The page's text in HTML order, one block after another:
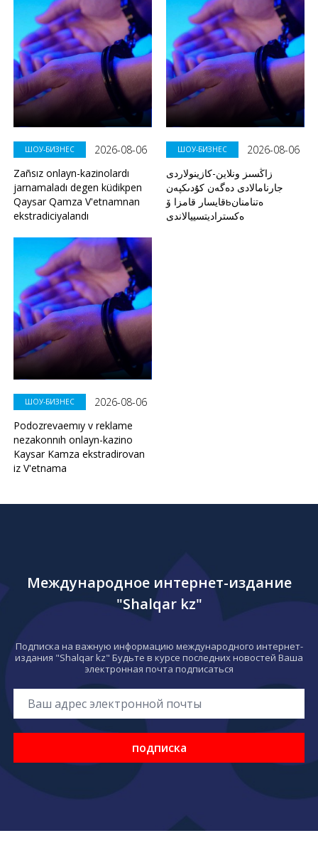
ШОУ-БИЗНЕС
2026-08-06
Zañsız onlayn-kazinolardı
jarnamaladı degen küdikpen
Qaysar Qamza V'etnamnan
ekstradiciyalandı
ШОУ-БИЗНЕС
2026-08-06
زاڭسىز ونلاين-كازينولاردى
جارنامالادى دەگەن كۇدىكپەن
قايسار قامزا ۆьەتنامنان
ەكستراديتسييالاندى
ШОУ-БИЗНЕС
2026-08-06
Podozrevaemıy v reklame
nezakonnıh onlayn-kazino
Kaysar Kamza ekstradirovan
iz V'etnama
Международное интернет-издание
"Shalqar kz"
Подписка на важную информацию международного интернет-
издания "Shalqar kz" Будьте в курсе последних новостей Ваша
электронная почта подписаться
подписка